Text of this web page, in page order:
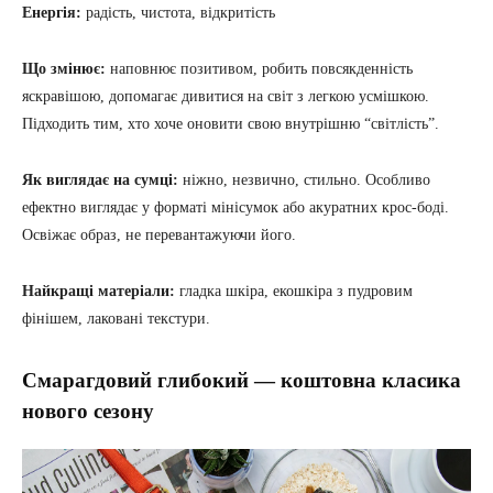
Енергія: радість, чистота, відкритість
Що змінює: наповнює позитивом, робить повсякденність
яскравішою, допомагає дивитися на світ з легкою усмішкою.
Підходить тим, хто хоче оновити свою внутрішню “світлість”.
Як виглядає на сумці: ніжно, незвично, стильно. Особливо
ефектно виглядає у форматі мінісумок або акуратних крос-боді.
Освіжає образ, не перевантажуючи його.
Найкращі матеріали: гладка шкіра, екошкіра з пудровим
фінішем, лаковані текстури.
Смарагдовий глибокий — коштовна класика
нового сезону